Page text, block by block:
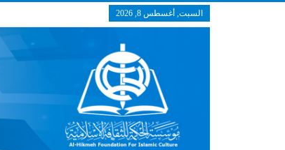
السبت, أغسطس 8, 2026